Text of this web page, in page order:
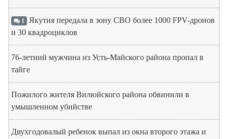
1 Якутия передала в зону СВО более 1000 FPV-дронов
и 30 квадроциклов
76-летний мужчина из Усть-Майского района пропал в
тайге
Пожилого жителя Вилюйского района обвинили в
умышленном убийстве
Двухгодовалый ребенок выпал из окна второго этажа и